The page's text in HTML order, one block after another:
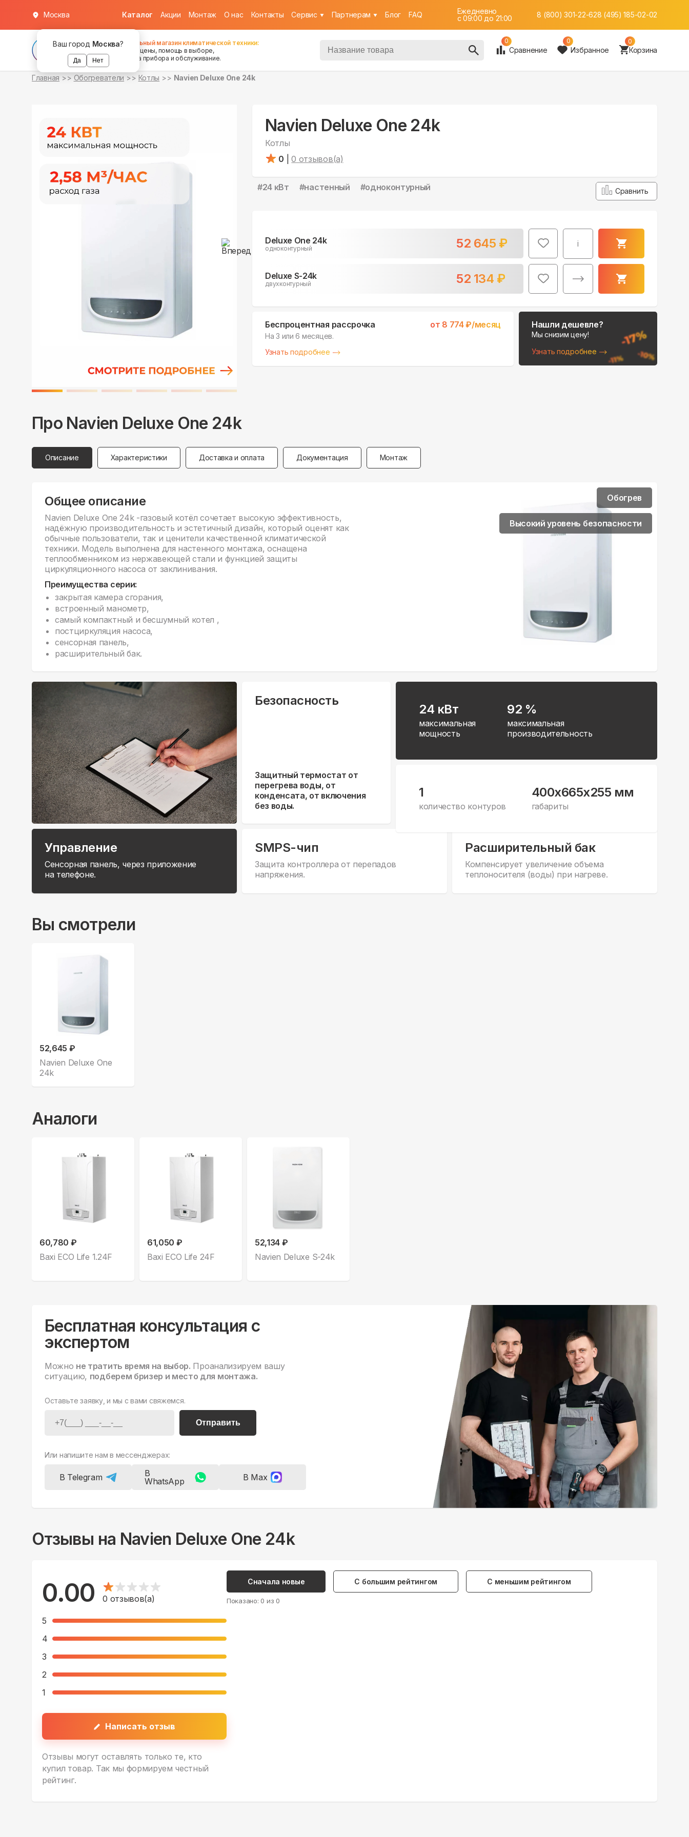
Ваш город Москва?
Да Нет
Москва Каталог Акции Монтаж О нас Контакты Cервис Партнерам Блог FAQ
Ежедневно
c 09:00 до 21:00
8 (800) 301-22-628 (495) 185-02-02
Федеральный магазин климатической техники:
хорошие цены, помощь в выборе,
установка прибора и обслуживание.
0
Сравнение
0
Избранное
0
Корзина
Главная Обогреватели Котлы Navien Deluxe One 24k
Navien Deluxe One 24k
Котлы
0
0 отзывов(а)
#24 кВт #настенный #одноконтурный Сравнить
Deluxe One 24k
одноконтурный 52 645 ₽ i
уточняйте
Deluxe S-24k
двухконтурный 52 134 ₽
уточняйте
Беспроцентная рассрочка от 8 774₽/месяц
На 3 или 6 месяцев.
Узнать подробнее
Нашли дешевле?
Мы снизим цену!
Узнать подробнее
Про Navien Deluxe One 24k
Описание Характеристики Доставка и оплата Документация Монтаж
Общее описание
Navien Deluxe One 24k -газовый котёл сочетает высокую эффективность,
надёжную производительность и эстетичный дизайн, который оценят как
обычные пользователи, так и ценители качественной климатической
техники. Модель выполнена для настенного монтажа, оснащена
теплообменником из нержавеющей стали и функцией защиты
циркуляционного насоса от заклинивания.
Преимущества серии:
закрытая камера сгорания,
встроенный манометр,
самый компактный и бесшумный котел ,
постциркуляция насоса,
сенсорная панель,
расширительный бак.
Обогрев
Высокий уровень безопасности
Безопасность
Защитный термостат от
перегрева воды, от
конденсата, от включения
без воды.
24 кВт
максимальная
мощность
92 %
максимальная
производительность
1
количество контуров
400x665x255 мм
габариты
Управление
Сенсорная панель, через приложение
на телефоне.
SMPS-чип
Защита контроллера от перепадов
напряжения.
Расширительный бак
Компенсирует увеличение объема
теплоносителя (воды) при нагреве.
Вы смотрели
52,645 ₽
Navien Deluxe One
24k
Аналоги
60,780 ₽
Baxi ECO Life 1.24F
61,050 ₽
Baxi ECO Life 24F
52,134 ₽
Navien Deluxe S-24k
Бесплатная консультация с
экспертом
Можно не тратить время на выбор. Проанализируем вашу
ситуацию, подберем бризер и место для монтажа.
Оставьте заявку, и мы с вами свяжемся.
Отправить
Или напишите нам в мессенджерах:
В Telegram
В
WhatsApp
В Max
Отзывы на Navien Deluxe One 24k
0.00 0 отзывов(а)
5
4
3
2
1
Написать отзыв
Отзывы могут оставлять только те, кто
купил товар. Так мы формируем честный
рейтинг.
Сначала новые С большим рейтингом С меньшим рейтингом
Показано: 0 из 0